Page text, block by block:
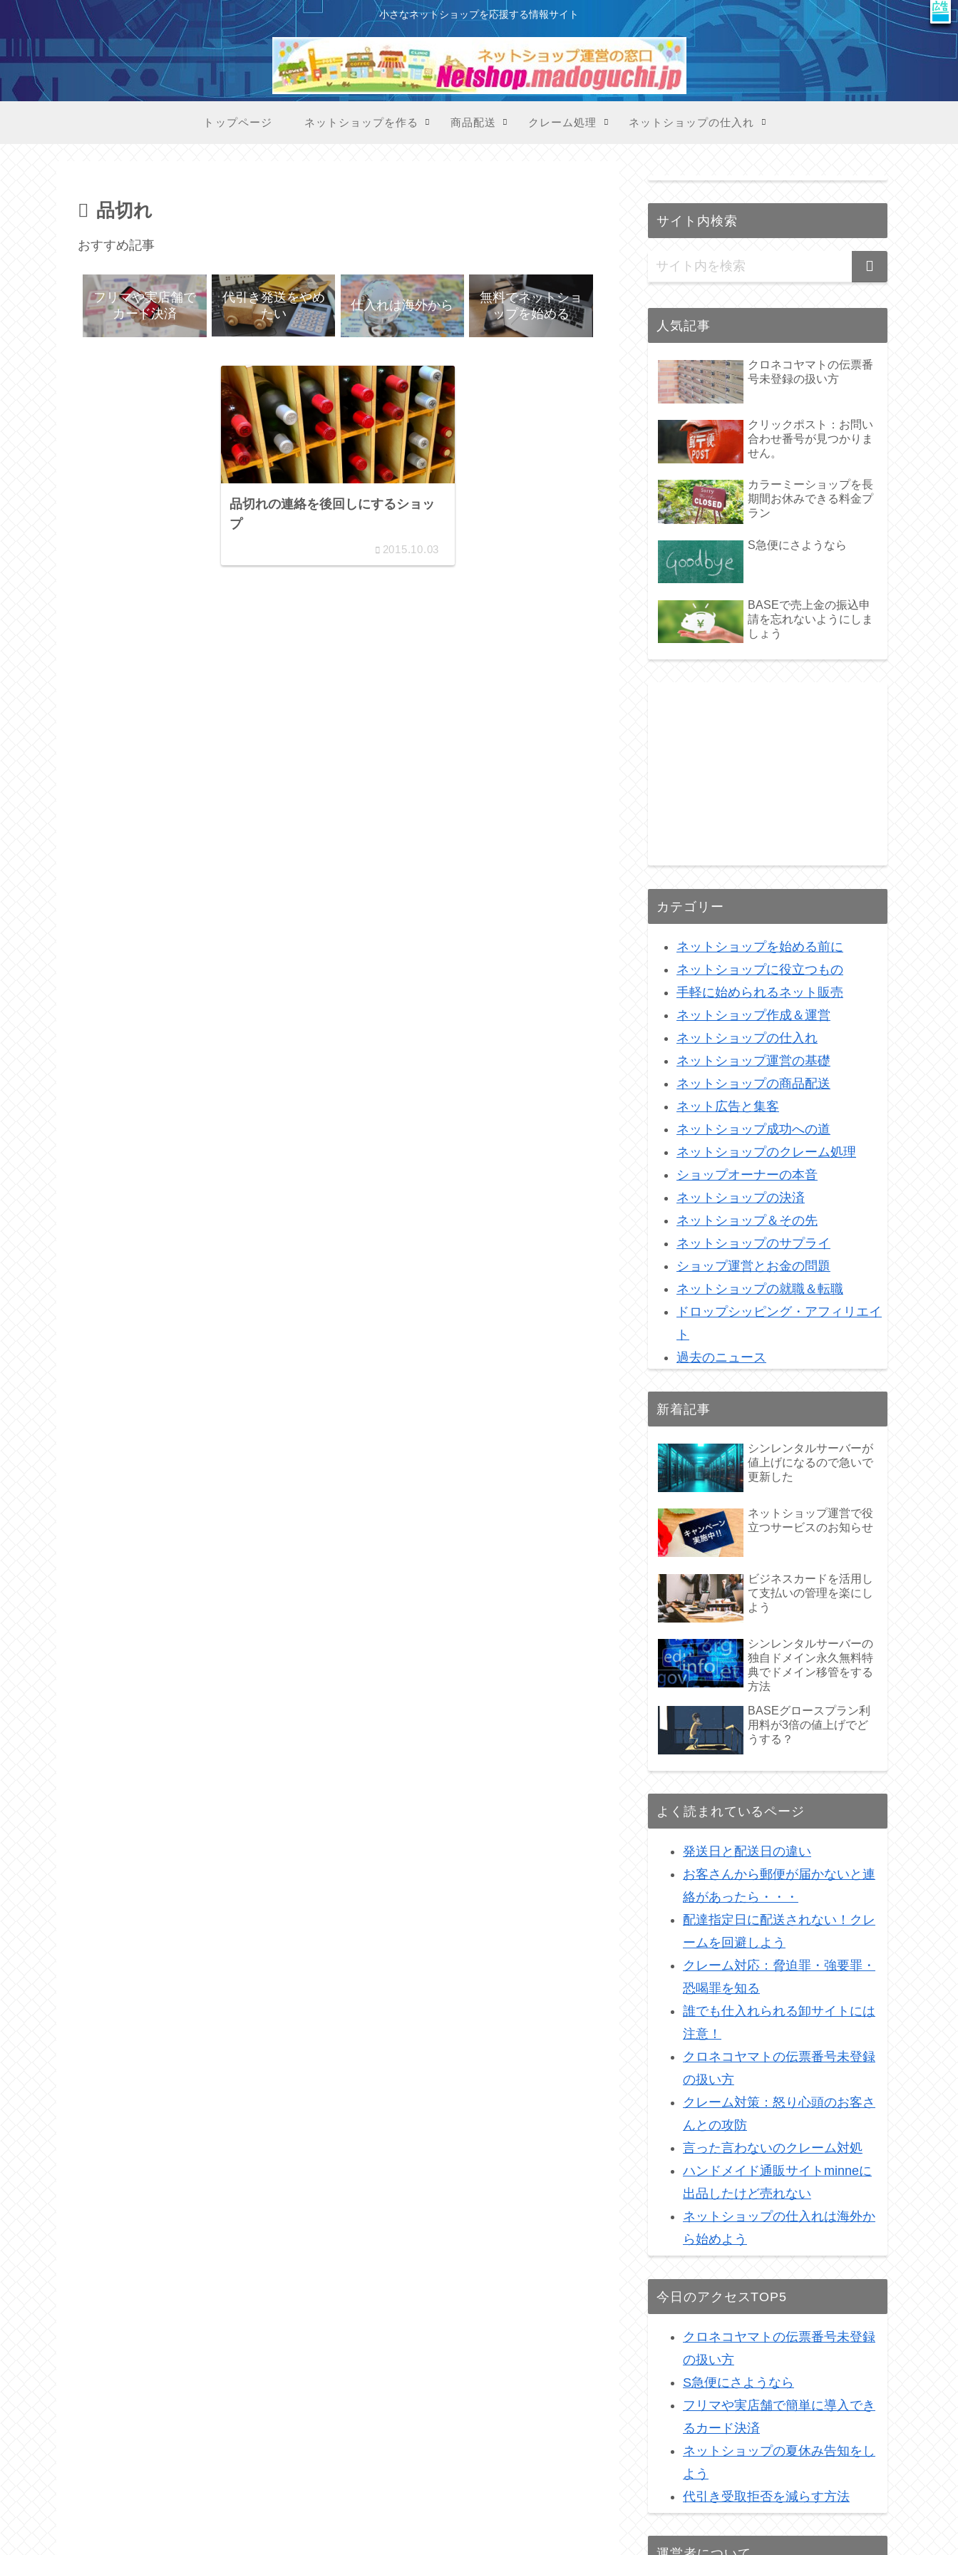
X
このサイトはプロモーションを含みます
小さなネットショップを応援する情報サイト
トップページ ネットショップを作る 商品配送 クレーム処理 ネットショップの仕入れ
品切れ
おすすめ記事
フリマや実店舗で
カード決済
代引き発送をやめ
たい
仕入れは海外から
無料でネットショ
ップを始める
品切れの連絡を後回しにするショッ
プ
2015.10.03
サイト内検索
人気記事
クロネコヤマトの伝票番
号未登録の扱い方
クリックポスト：お問い
合わせ番号が見つかりま
せん。
カラーミーショップを長
期間お休みできる料金プ
ラン
S急便にさようなら
BASEで売上金の振込申
請を忘れないようにしま
しょう
カテゴリー
ネットショップを始める前に
ネットショップに役立つもの
手軽に始められるネット販売
ネットショップ作成＆運営
ネットショップの仕入れ
ネットショップ運営の基礎
ネットショップの商品配送
ネット広告と集客
ネットショップ成功への道
ネットショップのクレーム処理
ショップオーナーの本音
ネットショップの決済
ネットショップ＆その先
ネットショップのサプライ
ショップ運営とお金の問題
ネットショップの就職＆転職
ドロップシッピング・アフィリエイ
ト
過去のニュース
新着記事
シンレンタルサーバーが
値上げになるので急いで
更新した
ネットショップ運営で役
立つサービスのお知らせ
ビジネスカードを活用し
て支払いの管理を楽にし
よう
シンレンタルサーバーの
独自ドメイン永久無料特
典でドメイン移管をする
方法
BASEグロースプラン利
用料が3倍の値上げでど
うする？
よく読まれているページ
発送日と配送日の違い
お客さんから郵便が届かないと連
絡があったら・・・
配達指定日に配送されない！クレ
ームを回避しよう
クレーム対応：脅迫罪・強要罪・
恐喝罪を知る
誰でも仕入れられる卸サイトには
注意！
クロネコヤマトの伝票番号未登録
の扱い方
クレーム対策：怒り心頭のお客さ
んとの攻防
言った言わないのクレーム対処
ハンドメイド通販サイトminneに
出品したけど売れない
ネットショップの仕入れは海外か
ら始めよう
今日のアクセスTOP5
クロネコヤマトの伝票番号未登録
の扱い方
S急便にさようなら
フリマや実店舗で簡単に導入でき
るカード決済
ネットショップの夏休み告知をし
よう
代引き受取拒否を減らす方法